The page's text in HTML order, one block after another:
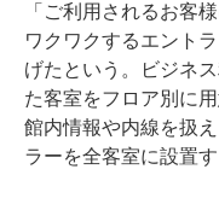
「ご利用されるお客
ワクワクするエント
げたという。ビジネ
た客室をフロア別に
館内情報や内線を扱
ラーを全客室に設置す